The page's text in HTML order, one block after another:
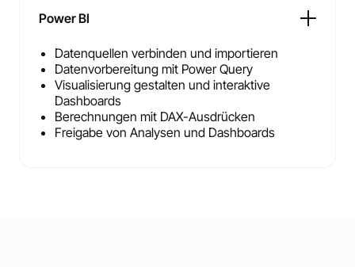
Power BI
Datenquellen verbinden und importieren
Datenvorbereitung mit Power Query
Visualisierung gestalten und interaktive
Dashboards
Berechnungen mit DAX-Ausdrücken
Freigabe von Analysen und Dashboards